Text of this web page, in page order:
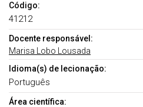
Código:
41212
Docente responsável:
Marisa Lobo Lousada
Idioma(s) de lecionação:
Português
Área científica: